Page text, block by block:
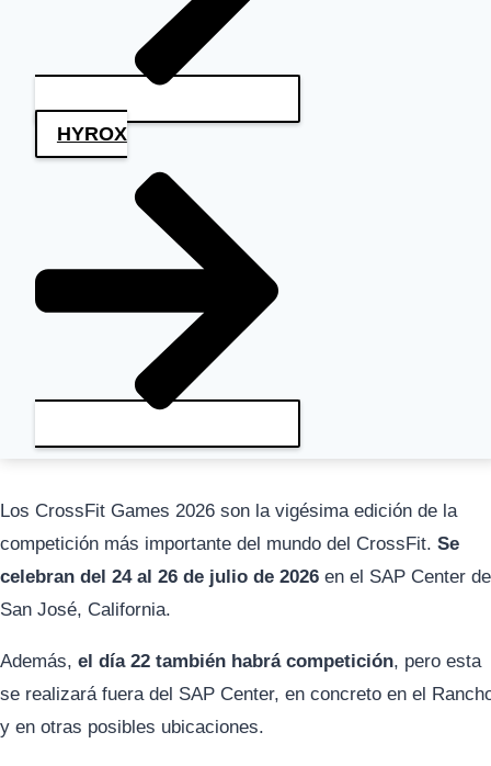
HYROX
Los CrossFit Games 2026 son la vigésima edición de la
competición más importante del mundo del CrossFit. Se
celebran del 24 al 26 de julio de 2026 en el SAP Center de
San José, California.
Además, el día 22 también habrá competición, pero esta
se realizará fuera del SAP Center, en concreto en el
y en otras posibles ubicaciones.